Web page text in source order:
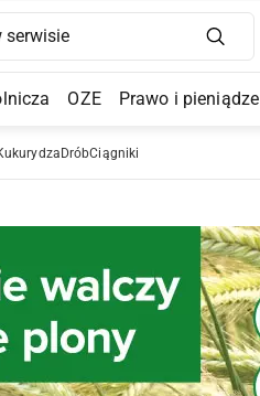
Main Navigation
OZE Prawo i pieniądze
DróbCiągniki